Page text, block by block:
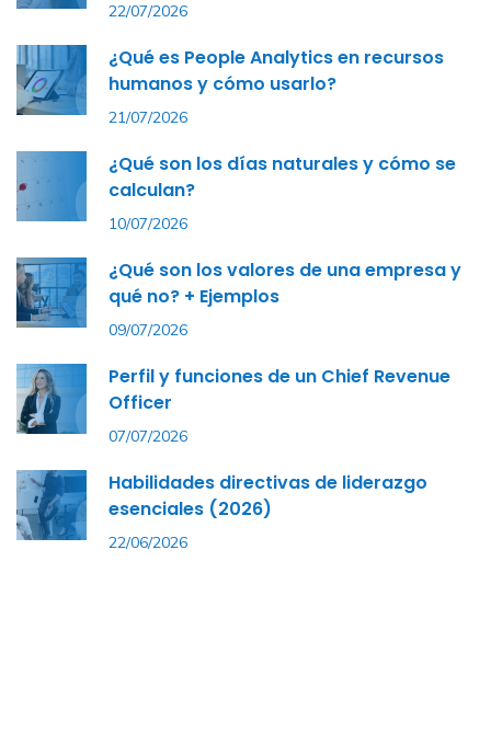
22/07/2026
¿Qué es People Analytics en recursos
humanos y cómo usarlo?
21/07/2026
¿Qué son los días naturales y cómo se
calculan?
10/07/2026
¿Qué son los valores de una empresa y
qué no? + Ejemplos
09/07/2026
Perfil y funciones de un Chief Revenue
Officer
07/07/2026
Habilidades directivas de liderazgo
esenciales (2026)
22/06/2026